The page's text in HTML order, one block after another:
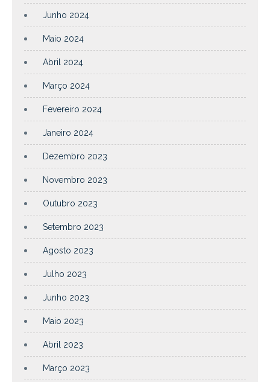
Junho 2024
Maio 2024
Abril 2024
Março 2024
Fevereiro 2024
Janeiro 2024
Dezembro 2023
Novembro 2023
Outubro 2023
Setembro 2023
Agosto 2023
Julho 2023
Junho 2023
Maio 2023
Abril 2023
Março 2023